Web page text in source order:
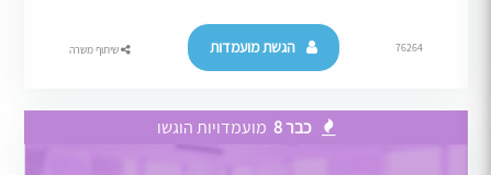
76264 הגשת מועמדות שיתוף משרה
כבר 8 מועמדויות הוגשו